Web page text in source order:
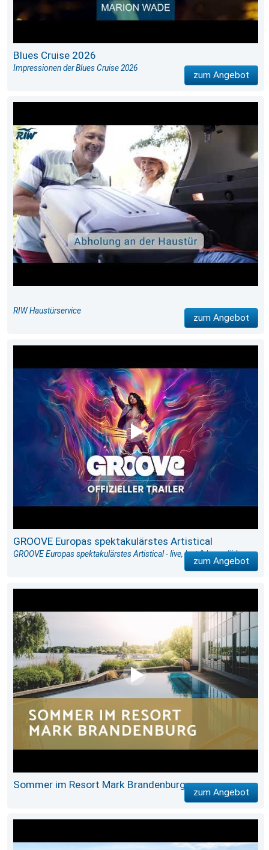
Blues Cruise 2026
Impressionen der Blues Cruise 2026
zum Angebot
RIW Haustürservice
zum Angebot
GROOVE Europas spektakulärstes Artistical
GROOVE Europas spektakulärstes Artistical - live, laut & legendär!
zum Angebot
Sommer im Resort Mark Brandenburg
zum Angebot